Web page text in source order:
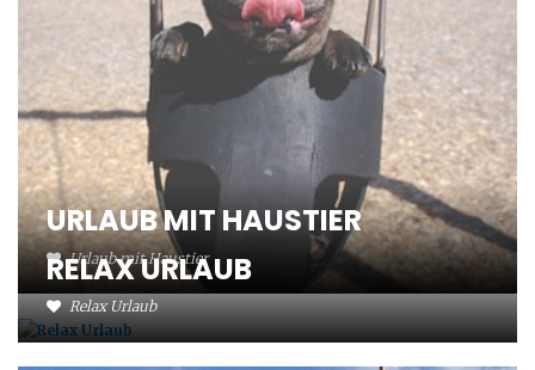
URLAUB MIT HAUSTIER
Urlaub mit Haustier
RELAX URLAUB
Relax Urlaub